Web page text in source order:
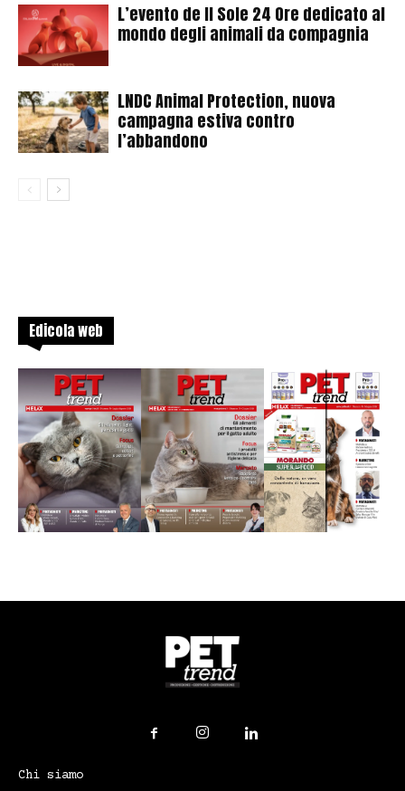
L’evento de Il Sole 24 Ore dedicato al
mondo degli animali da compagnia
LNDC Animal Protection, nuova
campagna estiva contro
l’abbandono
Edicola web
Chi siamo